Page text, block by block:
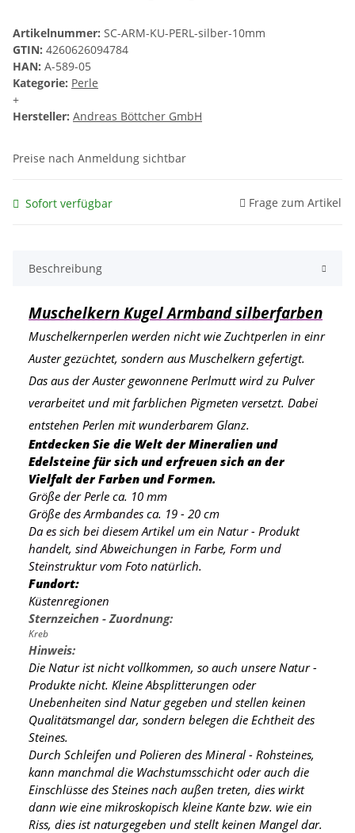
Artikelnummer: SC-ARM-KU-PERL-silber-10mm
GTIN: 4260626094784
HAN: A-589-05
Kategorie: Perle
+
Hersteller: Andreas Böttcher GmbH
Preise nach Anmeldung sichtbar
Sofort verfügbar Frage zum Artikel
Beschreibung
Muschelkern Kugel Armband silberfarben
Muschelkernperlen werden nicht wie Zuchtperlen in einr
Auster gezüchtet, sondern aus Muschelkern gefertigt.
Das aus der Auster gewonnene Perlmutt wird zu Pulver
verarbeitet und mit farblichen Pigmeten versetzt. Dabei
entstehen Perlen mit wunderbarem Glanz.
Entdecken Sie die Welt der Mineralien und
Edelsteine für sich und erfreuen sich an der
Vielfalt der Farben und Formen.
Größe der Perle ca. 10 mm
Größe des Armbandes ca. 19 - 20 cm
Da es sich bei diesem Artikel um ein Natur - Produkt
handelt, sind Abweichungen in Farbe, Form und
Steinstruktur vom Foto natürlich.
Fundort:
Küstenregionen
Sternzeichen - Zuordnung:
Kreb
Hinweis:
Die Natur ist nicht vollkommen, so auch unsere Natur -
Produkte nicht. Kleine Absplitterungen oder
Unebenheiten sind Natur gegeben und stellen keinen
Qualitätsmangel dar, sondern belegen die Echtheit des
Steines.
Durch Schleifen und Polieren des Mineral - Rohsteines,
kann manchmal die Wachstumsschicht oder auch die
Einschlüsse des Steines nach außen treten, dies wirkt
dann wie eine mikroskopisch kleine Kante bzw. wie ein
Riss, dies ist naturgegeben und stellt keinen Mangel dar.